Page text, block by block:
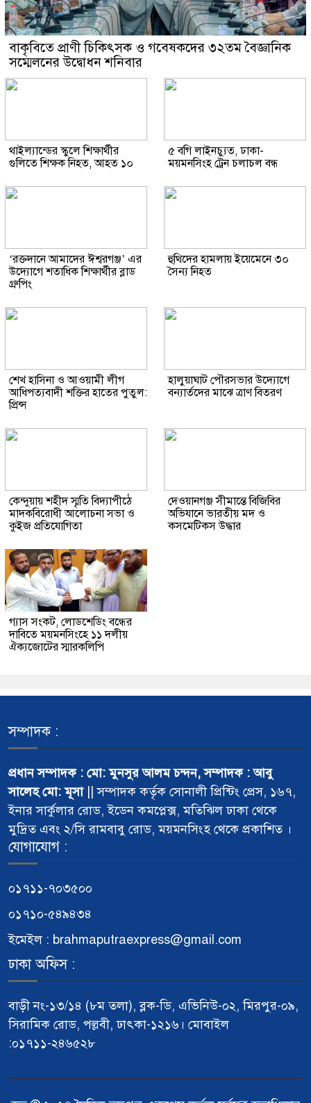
বাকৃবিতে প্রাণী চিকিৎসক ও গবেষকদের ৩২তম বৈজ্ঞানিক
সম্মেলনের উদ্বোধন শনিবার
থাইল্যান্ডের স্কুলে শিক্ষার্থীর
গুলিতে শিক্ষক নিহত, আহত ১০
৫ বগি লাইনচ্যুত, ঢাকা-
ময়মনসিংহ ট্রেন চলাচল বন্ধ
‘রক্তদানে আমাদের ঈশ্বরগঞ্জ’ এর
উদ্যোগে শতাধিক শিক্ষার্থীর ব্লাড
গ্রুপিং
হুথিদের হামলায় ইয়েমেনে ৩০
সৈন্য নিহত
শেখ হাসিনা ও আওয়ামী লীগ
আধিপত্যবাদী শক্তির হাতের পুতুল:
প্রিন্স
হালুয়াঘাট পৌরসভার উদ্যোগে
বন্যার্তদের মাঝে ত্রাণ বিতরণ
কেন্দুয়ায় শহীদ স্মৃতি বিদ্যাপীঠে
মাদকবিরোধী আলোচনা সভা ও
কুইজ প্রতিযোগিতা
দেওয়ানগঞ্জ সীমান্তে বিজিবির
অভিযানে ভারতীয় মদ ও
কসমেটিকস উদ্ধার
গ্যাস সংকট, লোডশেডিং বন্ধের
দাবিতে ময়মনসিংহে ১১ দলীয়
ঐক্যজোটের স্মারকলিপি
সম্পাদক :
প্রধান সম্পাদক : মো: মুনসুর আলম চন্দন, সম্পাদক : আবু
সালেহ মো: মূসা|| সম্পাদক কর্তৃক সোনালী প্রিন্টিং প্রেস, ১৬৭,
ইনার সার্কুলার রোড, ইডেন কমপ্লেক্স, মতিঝিল ঢাকা থেকে
মুদ্রিত এবং ২/সি রামবাবু রোড, ময়মনসিংহ থেকে প্রকাশিত ।
যোগাযোগ :
০১৭১১-৭০৩৫০০
০১৭১০-৫৪৯৪৩৪
ইমেইল : brahmaputraexpress@gmail.com
ঢাকা অফিস :
বাড়ী নং-১৩/১৪ (৮ম তলা), ব্লক-ডি, এভিনিউ-০২, মিরপুর-০৯,
সিরামিক রোড, পল্লবী, ঢাৎকা-১২১৬। মোবাইল
:০১৭১১-২৪৬৫২৮